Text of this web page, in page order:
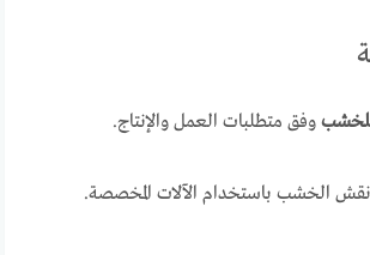
وفق متطلبات العمل والإنتاج.
الخشب باستخدام الآلات المخصصة.